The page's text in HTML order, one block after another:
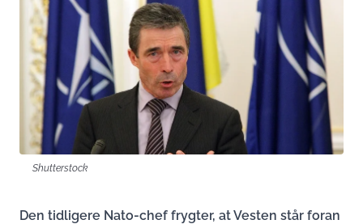
Shutterstock
Den tidligere Nato-chef frygter, at Vesten står foran